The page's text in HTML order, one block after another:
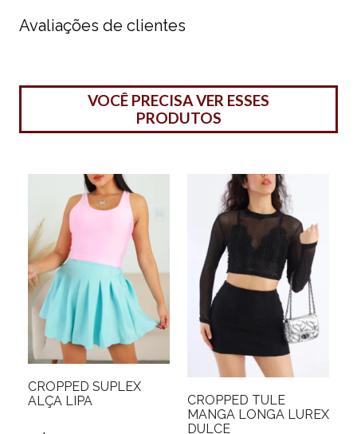
Avaliações de clientes
VOCÊ PRECISA VER ESSES
PRODUTOS
CROPPED SUPLEX
ALÇA LIPA
CROPPED TULE
MANGA LONGA LUREX
DULCE